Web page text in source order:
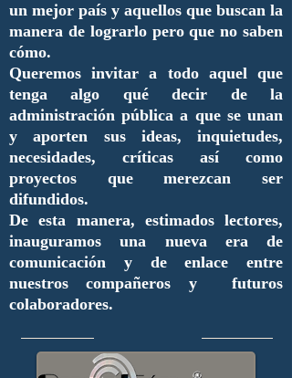
un mejor país y aquellos que buscan la
manera de lograrlo pero que no saben
cómo.
Queremos invitar a todo aquel que
tenga algo qué decir de la
administración pública a que se unan
y aporten sus ideas, inquietudes,
necesidades, críticas así como
proyectos que merezcan ser
difundidos.
De esta manera, estimados lectores,
inauguramos una nueva era de
comunicación y de enlace entre
nuestros compañeros y futuros
colaboradores.